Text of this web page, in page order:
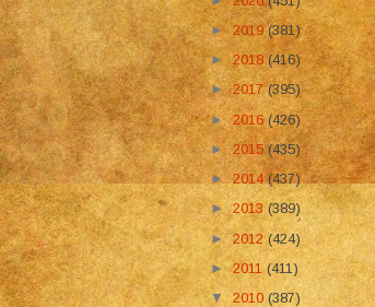
►2019(381)
►2018(416)
►2017(395)
►2016(426)
►2015(435)
►2014(437)
►2013(389)
►2012(424)
►2011(411)
▼2010(387)